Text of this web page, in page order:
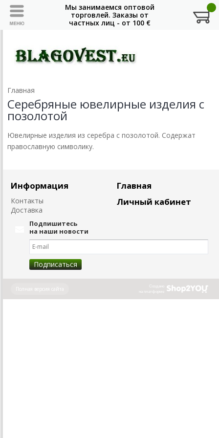
Главная
Серебряные ювелирные изделия с
позолотой
Ювелирные изделия из серебра с позолотой. Содержат
православную символику.
Информация
Контакты
Доставка
Главная
Личный кабинет
Подпишитесь
на наши новости
Создано
на платформе
Полная версия сайта